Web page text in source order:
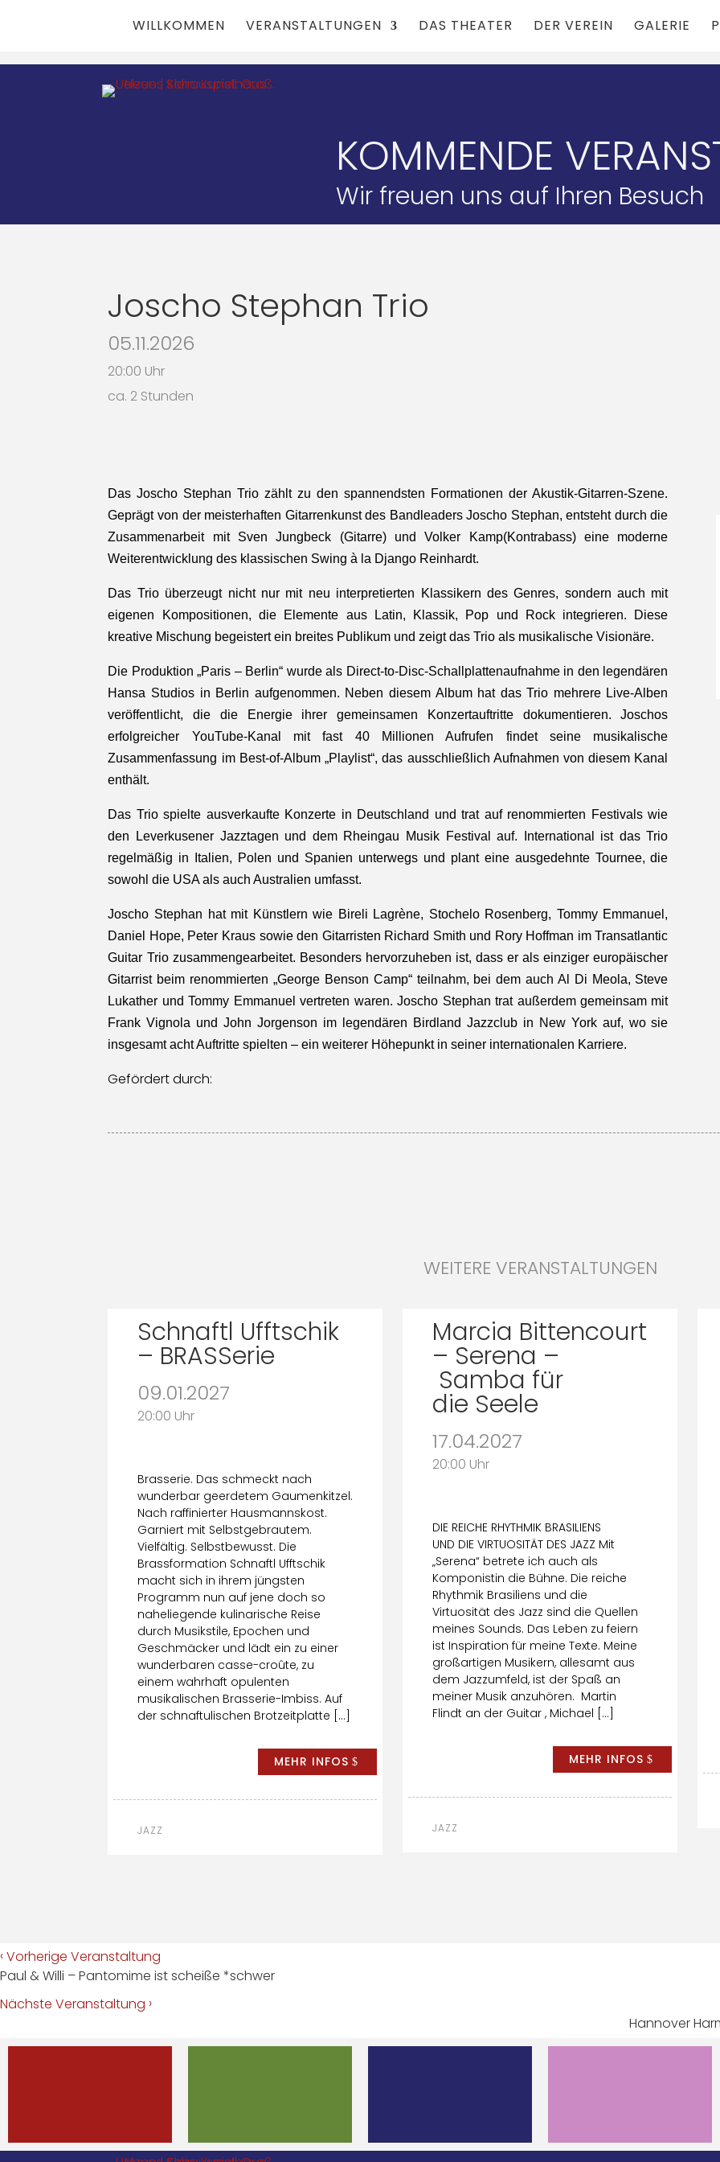
WILLKOMMEN VERANSTALTUNGEN DAS THEATER DER VEREIN GALERIE
KOMMENDE
Wir freuen uns auf Ihren Besuch
Joscho Stephan Trio
05.11.2026
20:00 Uhr
ca. 2 Stunden
Das Joscho Stephan Trio zählt zu den spannendsten Formationen der Akustik-Gitarren-Szene.
Geprägt von der meisterhaften Gitarrenkunst des Bandleaders Joscho Stephan, entsteht durch die
Zusammenarbeit mit Sven Jungbeck (Gitarre) und Volker Kamp(Kontrabass) eine moderne
Weiterentwicklung des klassischen Swing à la Django Reinhardt.
Das Trio überzeugt nicht nur mit neu interpretierten Klassikern des Genres, sondern auch mit
eigenen Kompositionen, die Elemente aus Latin, Klassik, Pop und Rock integrieren. Diese
kreative Mischung begeistert ein breites Publikum und zeigt das Trio als musikalische Visionäre.
Die Produktion „Paris – Berlin“ wurde als Direct-to-Disc-Schallplattenaufnahme in den legendären
Hansa Studios in Berlin aufgenommen. Neben diesem Album hat das Trio mehrere Live-Alben
veröffentlicht, die die Energie ihrer gemeinsamen Konzertauftritte dokumentieren. Joschos
erfolgreicher YouTube-Kanal mit fast 40 Millionen Aufrufen findet seine musikalische
Zusammenfassung im Best-of-Album „Playlist“, das ausschließlich Aufnahmen von diesem Kanal
enthält.
Das Trio spielte ausverkaufte Konzerte in Deutschland und trat auf renommierten Festivals wie
den Leverkusener Jazztagen und dem Rheingau Musik Festival auf. International ist das Trio
regelmäßig in Italien, Polen und Spanien unterwegs und plant eine ausgedehnte Tournee, die
sowohl die USA als auch Australien umfasst.
Joscho Stephan hat mit Künstlern wie Bireli Lagrène, Stochelo Rosenberg, Tommy Emmanuel,
Daniel Hope, Peter Kraus sowie den Gitarristen Richard Smith und Rory Hoffman im Transatlantic
Guitar Trio zusammengearbeitet. Besonders hervorzuheben ist, dass er als einziger europäischer
Gitarrist beim renommierten „George Benson Camp“ teilnahm, bei dem auch Al Di Meola, Steve
Lukather und Tommy Emmanuel vertreten waren. Joscho Stephan trat außerdem gemeinsam mit
Frank Vignola und John Jorgenson im legendären Birdland Jazzclub in New York auf, wo sie
insgesamt acht Auftritte spielten – ein weiterer Höhepunkt in seiner internationalen Karriere.
Gefördert durch:
WEITERE VERANSTALTUNGEN
Schnaftl Ufftschik
– BRASSerie
09.01.2027
20:00 Uhr
Brasserie. Das schmeckt nach
wunderbar geerdetem Gaumenkitzel.
Nach raffinierter Hausmannskost.
Garniert mit Selbstgebrautem.
Vielfältig. Selbstbewusst. Die
Brassformation Schnaftl Ufftschik
macht sich in ihrem jüngsten
Programm nun auf jene doch so
naheliegende kulinarische Reise
durch Musikstile, Epochen und
Geschmäcker und lädt ein zu einer
wunderbaren casse-croûte, zu
einem wahrhaft opulenten
musikalischen Brasserie-Imbiss. Auf
der schnaftulischen Brotzeitplatte […]
MEHR INFOS
JAZZ
Marcia Bittencourt
– Serena –
Samba für
die Seele
17.04.2027
20:00 Uhr
DIE REICHE RHYTHMIK BRASILIENS
UND DIE VIRTUOSITÄT DES JAZZ Mit
„Serena“ betrete ich auch als
Komponistin die Bühne. Die reiche
Rhythmik Brasiliens und die
Virtuosität des Jazz sind die Quellen
meines Sounds. Das Leben zu feiern
ist Inspiration für meine Texte. Meine
großartigen Musikern, allesamt aus
dem Jazzumfeld, ist der Spaß an
meiner Musik anzuhören. Martin
Flindt an der Guitar , Michael […]
MEHR INFOS
JAZZ
‹Vorherige Veranstaltung
Paul & Willi – Pantomime ist scheiße *schwer
Nächste Veranstaltung ›
Hannover